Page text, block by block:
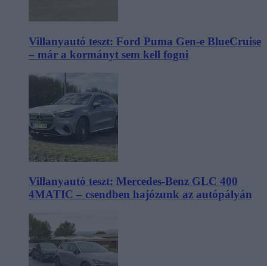
Villanyautó teszt: Ford Puma Gen-e BlueCruise
– már a kormányt sem kell fogni
Villanyautó teszt: Mercedes-Benz GLC 400
4MATIC – csendben hajózunk az autópályán